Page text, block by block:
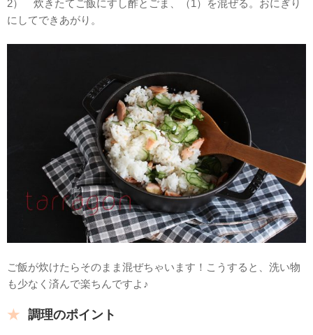
2） 炊きたてご飯にすし酢とごま、（1）を混ぜる。おにぎり
にしてできあがり。
ご飯が炊けたらそのまま混ぜちゃいます！こうすると、洗い物
も少なく済んで楽ちんですよ♪
調理のポイント